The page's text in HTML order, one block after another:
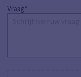
Vraag*